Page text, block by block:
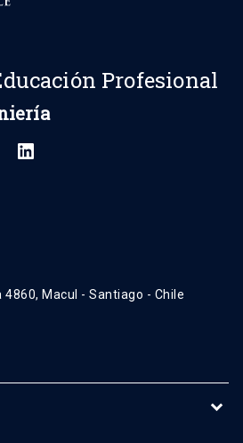
Profesional
Macul - Santiago - Chile